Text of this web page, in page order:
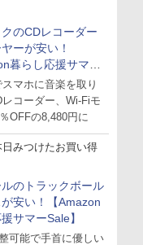
のCDレコーダー
ーが安い！
暮らし応援サマー
スマホに音楽を取り
コーダー、Wi-Fiモ
OFFの8,480円に
日みつけたお買い得
のトラックボール
が安い！【Amazon
サマーSale】
可能で手首に優しい